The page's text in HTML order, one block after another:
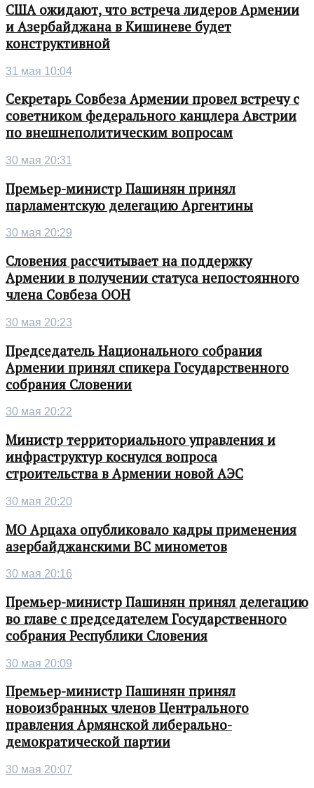
США ожидают, что встреча лидеров Армении
и Азербайджана в Кишиневе будет
конструктивной
31 мая 10:04
Секретарь Совбеза Армении провел встречу с
советником федерального канцлера Австрии
по внешнеполитическим вопросам
30 мая 20:31
Премьер-министр Пашинян принял
парламентскую делегацию Аргентины
30 мая 20:29
Словения рассчитывает на поддержку
Армении в получении статуса непостоянного
члена Совбеза ООН
30 мая 20:23
Председатель Национального собрания
Армении принял спикера Государственного
собрания Словении
30 мая 20:22
Министр территориального управления и
инфраструктур коснулся вопроса
строительства в Армении новой АЭС
30 мая 20:20
МО Арцаха опубликовало кадры применения
азербайджанскими ВС минометов
30 мая 20:16
Премьер-министр Пашинян принял делегацию
во главе с председателем Государственного
собрания Республики Словения
30 мая 20:09
Премьер-министр Пашинян принял
новоизбранных членов Центрального
правления Армянской либерально-
демократической партии
30 мая 20:07